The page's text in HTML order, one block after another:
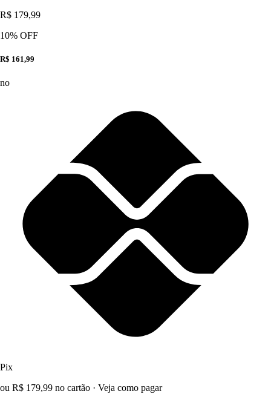
R$ 179,99
10% OFF
R$ 161,99
no
Pix
ou R$ 179,99 no cartão · Veja como pagar